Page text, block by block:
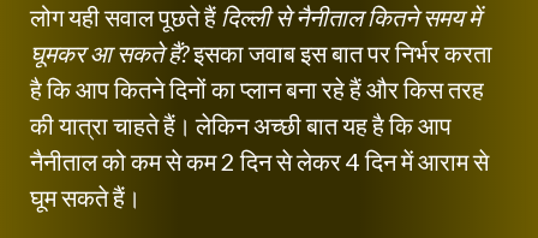
लोग यही सवाल पूछते हैं दिल्ली से नैनीताल कितने समय में
घूमकर आ सकते हैं?इसका जवाब इस बात पर निर्भर करता
है कि आप कितने दिनों का प्लान बना रहे हैं और किस तरह
की यात्रा चाहते हैं। लेकिन अच्छी बात यह है कि आप
नैनीताल को कम से कम 2 दिन से लेकर 4 दिन में आराम से
घूम सकते हैं।